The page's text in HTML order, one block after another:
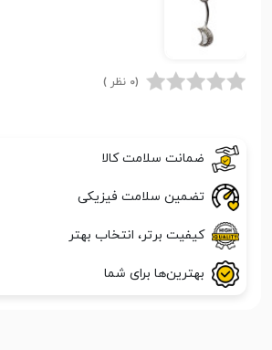
(0 نظر )
ضمانت سلامت کالا
تضمین سلامت فیزیکی
کیفیت برتر، انتخاب بهتر
بهترین‌ها برای شما